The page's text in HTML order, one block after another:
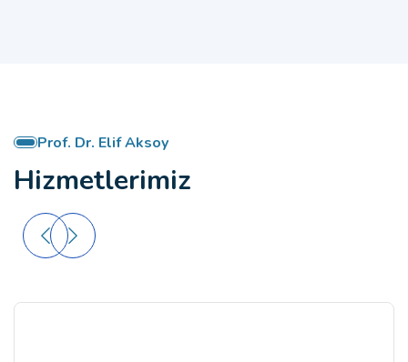
Prof. Dr. Elif Aksoy
Hizmetlerimiz